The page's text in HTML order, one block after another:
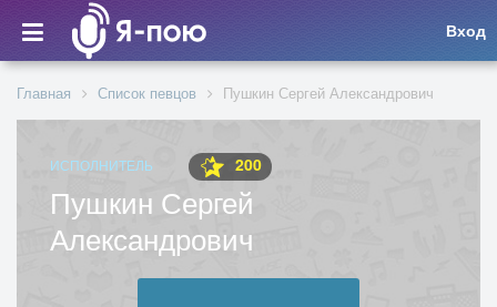
Вход
Главная Список певцов Пушкин Сергей Александрович
ИСПОЛНИТЕЛЬ 200
Пушкин Сергей
Александрович